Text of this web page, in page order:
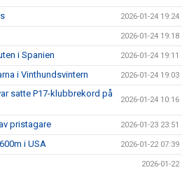
2026-01-24 19:24
2026-01-24 19:18
i Spanien 2026-01-24 19:11
i Vinthundsvintern 2026-01-24 19:03
satte P17-klubbrekord på
2026-01-24 10:16
pristagare 2026-01-23 23:51
i USA 2026-01-22 07:39
2026-01-22